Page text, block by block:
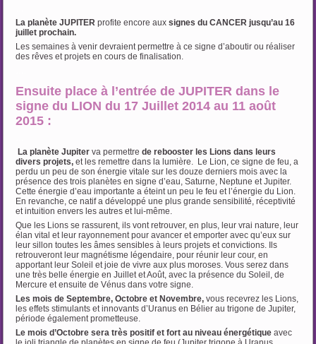
La planète JUPITER profite encore auxsignes du CANCER jusqu’au 16
juillet prochain.
Les semaines à venir devraient permettre à ce signe d’aboutir ou réaliser
des rêves et projets en cours de finalisation.
Ensuite place à l’entrée de JUPITER dans le
signe du LION du 17 Juillet 2014 au 11 août
2015 :
La planète Jupiter va permettrede rebooster les Lions dans leurs
divers projets, et les remettre dans la lumière. Le Lion, ce signe de feu, a
perdu un peu de son énergie vitale sur les douze derniers mois avec la
présence des trois planètes en signe d’eau, Saturne, Neptune et Jupiter.
Cette énergie d’eau importante a éteint un peu le feu et l’énergie du Lion.
En revanche, ce natif a développé une plus grande sensibilité, réceptivité
et intuition envers les autres et lui-même.
Que les Lions se rassurent, ils vont retrouver, en plus, leur vrai nature, leur
élan vital et leur rayonnement pour avancer et emporter avec qu’eux sur
leur sillon toutes les âmes sensibles à leurs projets et convictions. Ils
retrouveront leur magnétisme légendaire, pour réunir leur cour, en
apportant leur Soleil et joie de vivre aux plus moroses. Vous serez dans
une très belle énergie en Juillet et Août, avec la présence du Soleil, de
Mercure et ensuite de Vénus dans votre signe.
Les mois de Septembre, Octobre et Novembre, vous recevrez les Lions,
les effets stimulants et innovants d’Uranus en Bélier au trigone de Jupiter,
période également prometteuse.
Le mois d’Octobre sera très positif et fort au niveau énergétique avec